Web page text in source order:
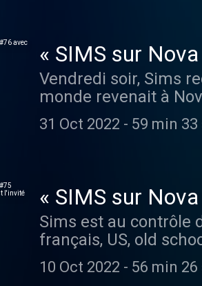
« SIMS sur
Vendredi soir, Sims
monde revenait à
plus 💿
31 Oct 2022 - 59 min 33
« SIMS sur
Sims est au contrôle
français, US, old
Epps, à peine
(mais on va le faire
10 Oct 2022 - 56 min 26